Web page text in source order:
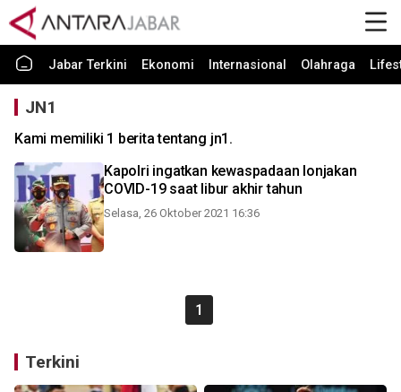
Jabar Terkini Ekonomi Internasional Olahraga
JN1
Kami memiliki 1 berita tentang jn1.
Kapolri ingatkan kewaspadaan lonjakan
COVID-19 saat libur akhir tahun
Selasa, 26 Oktober 2021 16:36
1
Terkini